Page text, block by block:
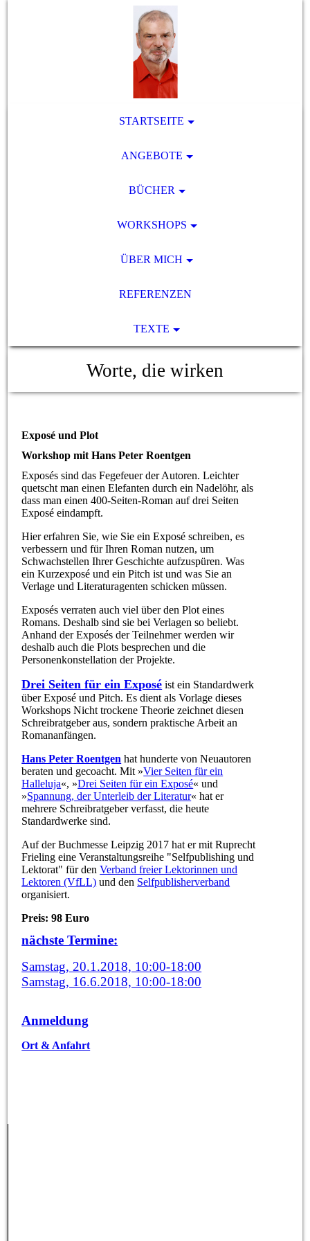
STARTSEITE
ANGEBOTE
BÜCHER
WORKSHOPS
ÜBER MICH
REFERENZEN
TEXTE
Worte, die wirken
Exposé und Plot
Workshop mit Hans Peter Roentgen
Exposés sind das Fegefeuer der Autoren. Leichter
quetscht man einen Elefanten durch ein Nadelöhr, als
dass man einen 400-Seiten-Roman auf drei Seiten
Exposé eindampft.
Hier erfahren Sie, wie Sie ein Exposé schreiben, es
verbessern und für Ihren Roman nutzen, um
Schwachstellen Ihrer Geschichte aufzuspüren. Was
ein Kurzexposé und ein Pitch ist und was Sie an
Verlage und Literaturagenten schicken müssen.
Exposés verraten auch viel über den Plot eines
Romans. Deshalb sind sie bei Verlagen so beliebt.
Anhand der Exposés der Teilnehmer werden wir
deshalb auch die Plots besprechen und die
Personenkonstellation der Projekte.
Drei Seiten für ein Exposé ist ein Standardwerk
über Exposé und Pitch. Es dient als Vorlage dieses
Workshops Nicht trockene Theorie zeichnet diesen
Schreibratgeber aus, sondern praktische Arbeit an
Romananfängen.
Hans Peter Roentgen hat hunderte von Neuautoren
beraten und gecoacht. Mit »Vier Seiten für ein
Halleluja«, »Drei Seiten für ein Exposé« und
»Spannung, der Unterleib der Literatur« hat er
mehrere Schreibratgeber verfasst, die heute
Standardwerke sind.
Auf der Buchmesse Leipzig 2017 hat er mit Ruprecht
Frieling eine Veranstaltungsreihe "Selfpublishing und
Lektorat" für denVerband freier Lektorinnen und
Lektoren (VfLL) und den Selfpublisherverband
organisiert.
Preis: 98 Euro
nächste Termine:
Samstag, 20.1.2018, 10:00-18:00
Samstag, 16.6.2018, 10:00-18:00
Anmeldung
Ort & Anfahrt